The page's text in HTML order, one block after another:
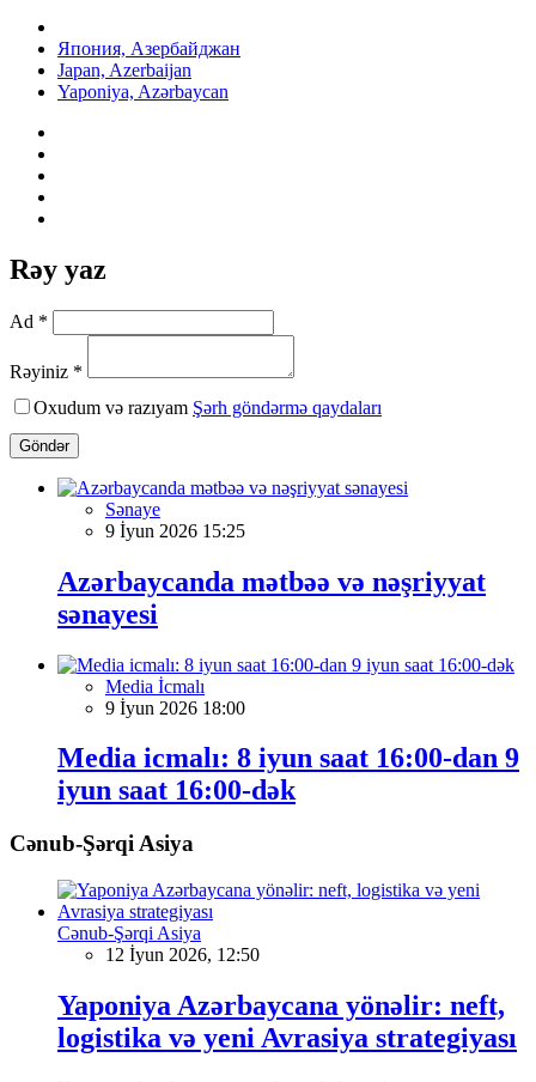
Япония, Азербайджан
Japan, Azerbaijan
Yaponiya, Azərbaycan
Rəy yaz
Ad *
Rəyiniz *
Oxudum və razıyam Şərh göndərmə qaydaları
Göndər
Sənaye
9 İyun 2026 15:25
Azərbaycanda mətbəə və nəşriyyat
sənayesi
Media İcmalı
9 İyun 2026 18:00
Media icmalı: 8 iyun saat 16:00-dan 9
iyun saat 16:00-dək
Cənub-Şərqi Asiya
Cənub-Şərqi Asiya
12 İyun 2026, 12:50
Yaponiya Azərbaycana yönəlir: neft,
logistika və yeni Avrasiya strategiyası